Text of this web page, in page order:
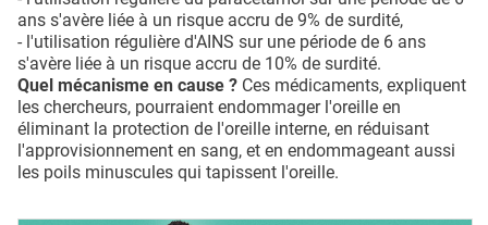
ans s'avère liée à un risque accru de 9% de surdité,
- l'utilisation régulière d'AINS sur une période de 6 ans
s'avère liée à un risque accru de 10% de surdité.
Quel mécanisme en cause ? Ces médicaments, expliquent
les chercheurs, pourraient endommager l'oreille en
éliminant la protection de l'oreille interne, en réduisant
l'approvisionnement en sang, et en endommageant aussi
les poils minuscules qui tapissent l'oreille.